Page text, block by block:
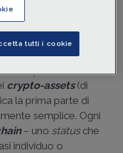
la news
denarooffre la
crypto-assets(di
la prima parte di
semplice. Ogni
– uno statusche
individuo o
tutti i cookie